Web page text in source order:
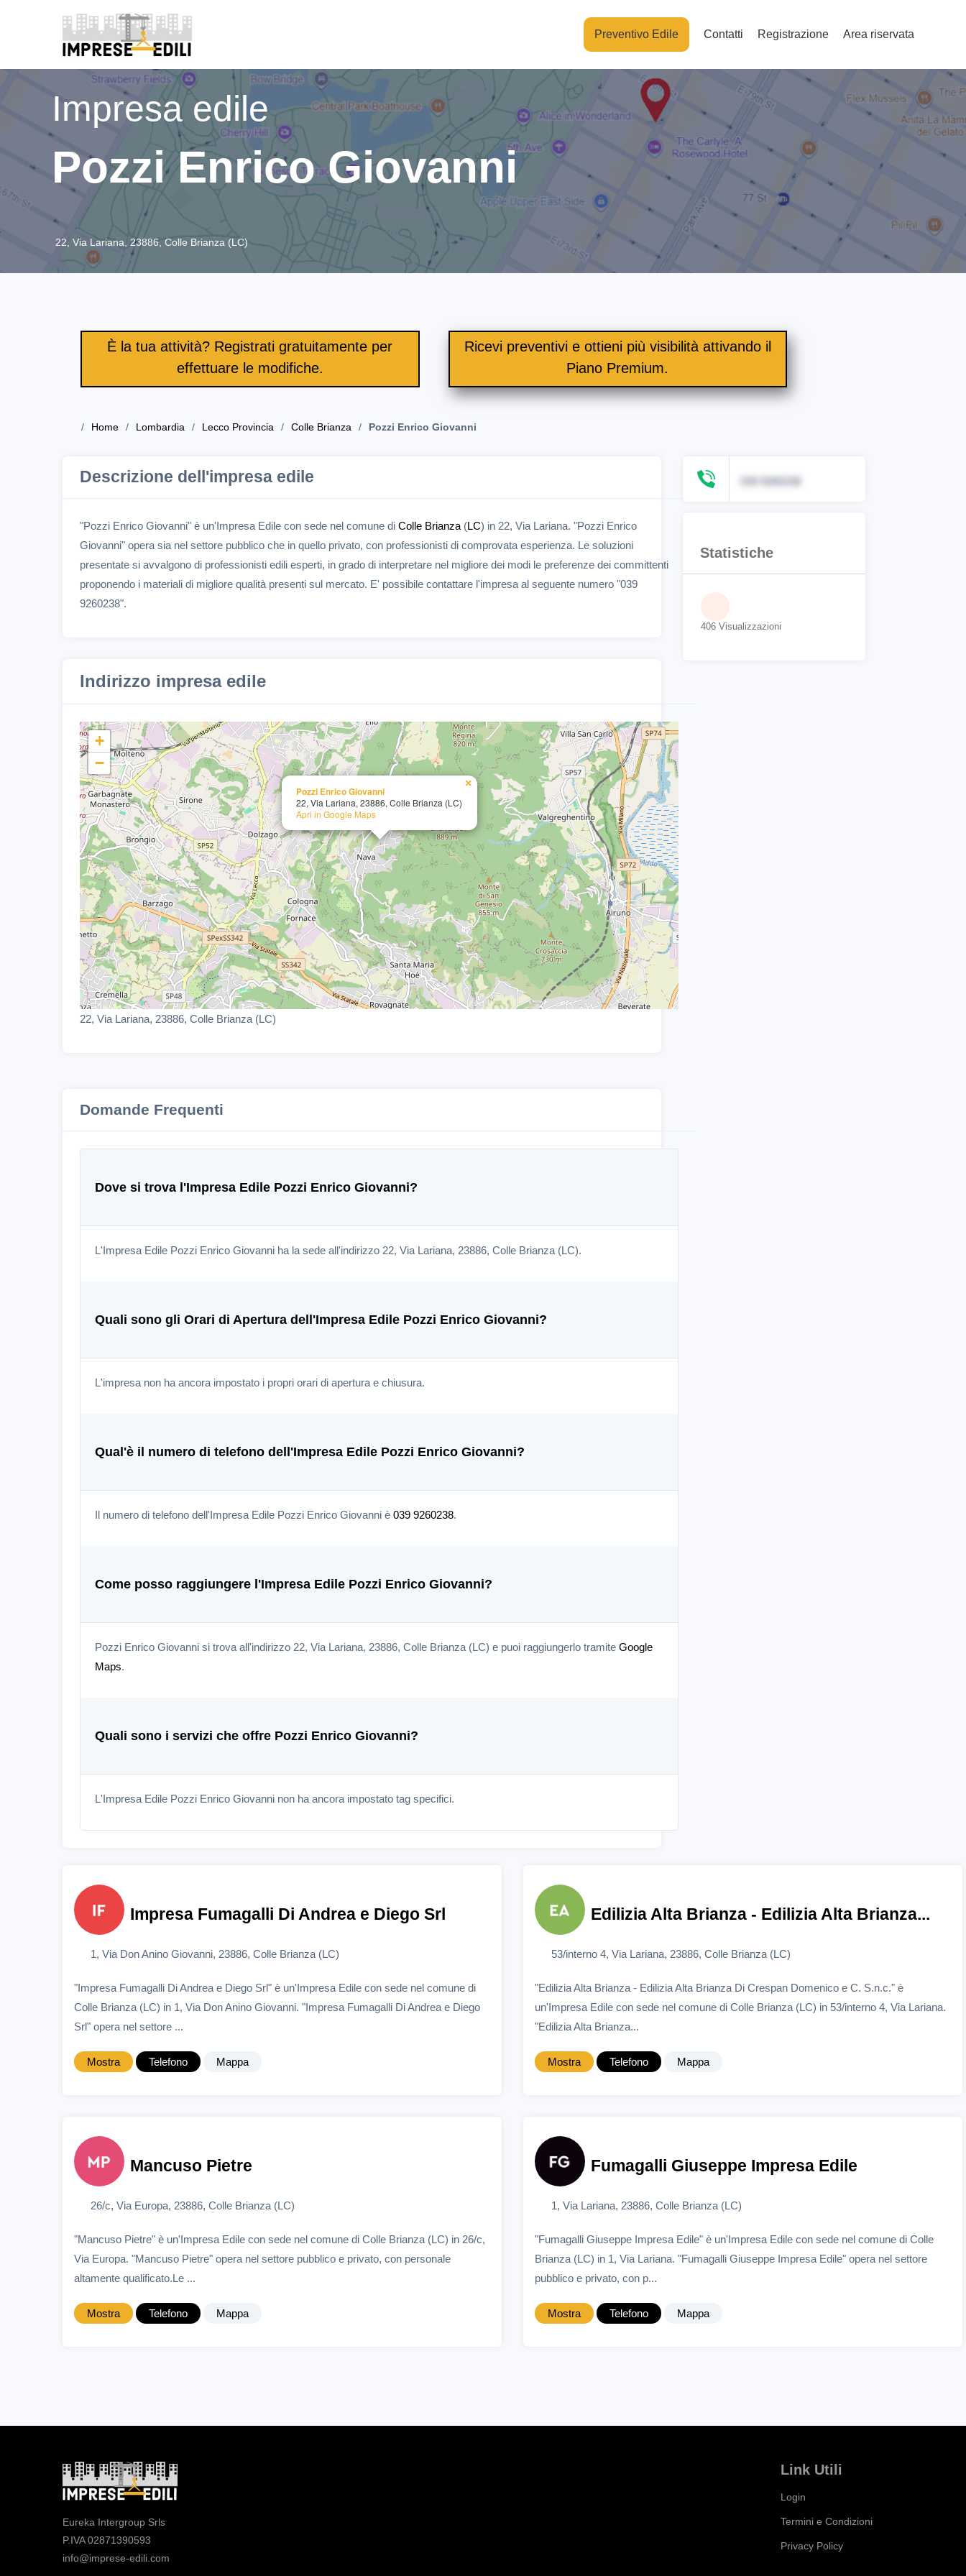
Preventivo Edile Contatti Registrazione Area riservata
Impresa edile
Pozzi Enrico Giovanni
22, Via Lariana, 23886, Colle Brianza (LC)
È la tua attività? Registrati gratuitamente per
effettuare le modifiche.
Ricevi preventivi e ottieni più visibilità attivando il
Piano Premium.
Home Lombardia Lecco Provincia Colle Brianza Pozzi Enrico Giovanni
Descrizione dell'impresa edile
"Pozzi Enrico Giovanni" è un'Impresa Edile con sede nel comune di Colle Brianza (LC) in 22, Via Lariana. "Pozzi Enrico
Giovanni" opera sia nel settore pubblico che in quello privato, con professionisti di comprovata esperienza. Le soluzioni
presentate si avvalgono di professionisti edili esperti, in grado di interpretare nel migliore dei modi le preferenze dei committenti
proponendo i materiali di migliore qualità presenti sul mercato. E' possibile contattare l'impresa al seguente numero "039
9260238".
Indirizzo impresa edile
Pozzi Enrico Giovanni
22, Via Lariana, 23886, Colle Brianza (LC)
Apri in Google Maps
×
+
−
22, Via Lariana, 23886, Colle Brianza (LC)
Domande Frequenti
Dove si trova l'Impresa Edile Pozzi Enrico Giovanni?
L'Impresa Edile Pozzi Enrico Giovanni ha la sede all'indirizzo 22, Via Lariana, 23886, Colle Brianza (LC).
Quali sono gli Orari di Apertura dell'Impresa Edile Pozzi Enrico Giovanni?
L'impresa non ha ancora impostato i propri orari di apertura e chiusura.
Qual'è il numero di telefono dell'Impresa Edile Pozzi Enrico Giovanni?
Il numero di telefono dell'Impresa Edile Pozzi Enrico Giovanni è 039 9260238.
Come posso raggiungere l'Impresa Edile Pozzi Enrico Giovanni?
Pozzi Enrico Giovanni si trova all'indirizzo 22, Via Lariana, 23886, Colle Brianza (LC) e puoi raggiungerlo tramite Google
Maps.
Quali sono i servizi che offre Pozzi Enrico Giovanni?
L'Impresa Edile Pozzi Enrico Giovanni non ha ancora impostato tag specifici.
Statistiche
406 Visualizzazioni
Impresa Fumagalli Di Andrea e Diego Srl
1, Via Don Anino Giovanni, 23886, Colle Brianza (LC)
"Impresa Fumagalli Di Andrea e Diego Srl" è un'Impresa Edile con sede nel comune di
Colle Brianza (LC) in 1, Via Don Anino Giovanni. "Impresa Fumagalli Di Andrea e Diego
Srl" opera nel settore ...
Mostra Telefono Mappa
Edilizia Alta Brianza - Edilizia Alta Brianza...
53/interno 4, Via Lariana, 23886, Colle Brianza (LC)
"Edilizia Alta Brianza - Edilizia Alta Brianza Di Crespan Domenico e C. S.n.c." è
un'Impresa Edile con sede nel comune di Colle Brianza (LC) in 53/interno 4, Via Lariana.
"Edilizia Alta Brianza...
Mostra Telefono Mappa
Mancuso Pietre
26/c, Via Europa, 23886, Colle Brianza (LC)
"Mancuso Pietre" è un'Impresa Edile con sede nel comune di Colle Brianza (LC) in 26/c,
Via Europa. "Mancuso Pietre" opera nel settore pubblico e privato, con personale
altamente qualificato.Le ...
Mostra Telefono Mappa
Fumagalli Giuseppe Impresa Edile
1, Via Lariana, 23886, Colle Brianza (LC)
"Fumagalli Giuseppe Impresa Edile" è un'Impresa Edile con sede nel comune di Colle
Brianza (LC) in 1, Via Lariana. "Fumagalli Giuseppe Impresa Edile" opera nel settore
pubblico e privato, con p...
Mostra Telefono Mappa
Eureka Intergroup Srls
P.IVA 02871390593
info@imprese-edili.com
Link Utili
Login
Termini e Condizioni
Privacy Policy